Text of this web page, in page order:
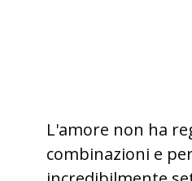
L'amore non ha
combinazioni e